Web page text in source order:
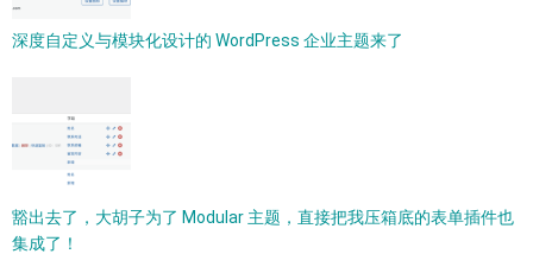
深度自定义与模块化设计的 WordPress 企业主题来了
豁出去了，大胡子为了 Modular 主题，直接把我压箱底的表单插件也
集成了！